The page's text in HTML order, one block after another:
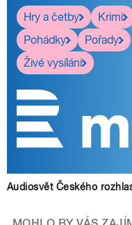
Hry a četby
Krimi
Pohádky
Pořady
Živé vysílání
Audiosvět Českého